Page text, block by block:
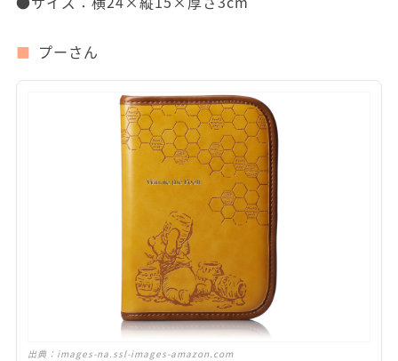
プーさん
出典： images-na.ssl-images-amazon.com